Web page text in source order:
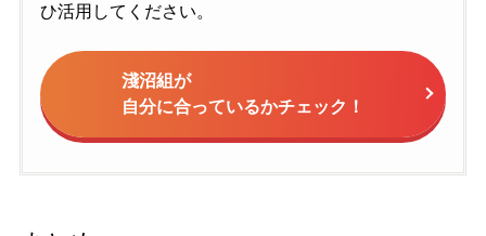
ひ活用してください。
淺沼組が
自分に合っているかチェック！